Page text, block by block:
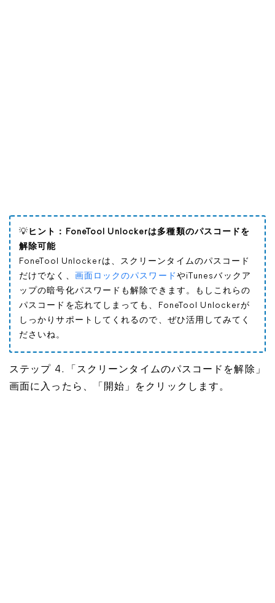
💡 ヒント：FoneTool Unlockerは多種類のパスコードを
解除可能
FoneTool Unlockerは、スクリーンタイムのパスコード
だけでなく、 画面ロックのパスワード やiTunesバックア
ップの暗号化パスワードも解除できます。もしこれらの
パスコードを忘れてしまっても、FoneTool Unlockerが
しっかりサポートしてくれるので、ぜひ活用してみてく
ださいね。
ステップ 4. 「スクリーンタイムのパスコードを解除」
画面に入ったら、「開始」をクリックします。